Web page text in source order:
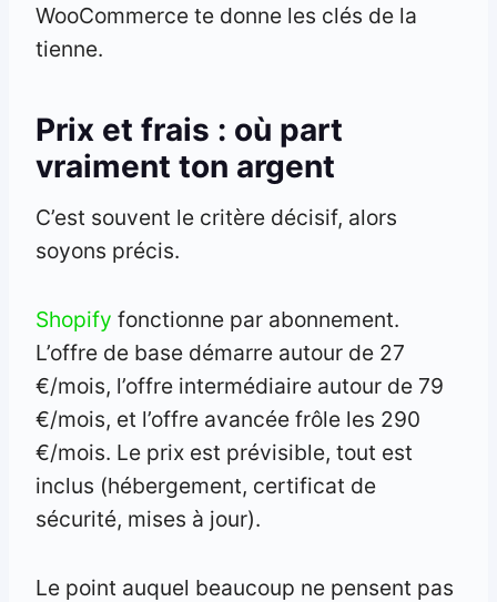
WooCommerce te donne les clés de la
tienne.
Prix et frais : où part
vraiment ton argent
C’est souvent le critère décisif, alors
soyons précis.
Shopify fonctionne par abonnement.
L’offre de base démarre autour de 27
€/mois, l’offre intermédiaire autour de 79
€/mois, et l’offre avancée frôle les 290
€/mois. Le prix est prévisible, tout est
inclus (hébergement, certificat de
sécurité, mises à jour).
Le point auquel beaucoup ne pensent pas